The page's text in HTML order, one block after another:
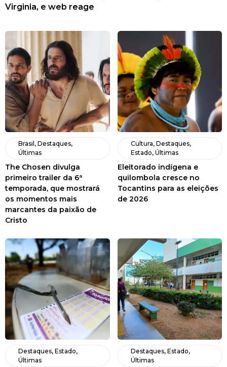
Virginia, e web reage
Brasil , Destaques,
Últimas
The Chosen divulga
primeiro trailer da 6ª
temporada, que mostrará
os momentos mais
marcantes da paixão de
Cristo
Cultura, Destaques,
Estado, Últimas
Eleitorado indígena e
quilombola cresce no
Tocantins para as eleições
de 2026
Destaques, Estado,
Últimas
Destaques, Estado,
Últimas